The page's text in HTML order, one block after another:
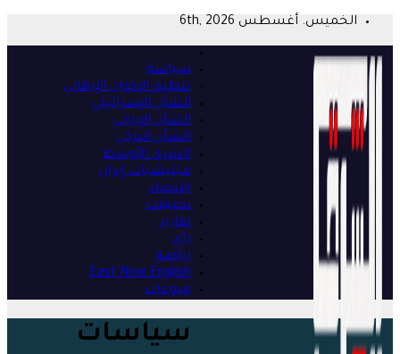
content
الخميس. أغسطس 6th, 2026
سياسة
تنظيم الإخوان الإرهابي
الشأن الإسرائيلي
الشأن الإيراني
الشأن التركي
الشرق الأوسط
ميليشيات إيران
اقتصاد
تحليلات
تقارير
رأي
رياضة
East Now English
منوعات
سياسات